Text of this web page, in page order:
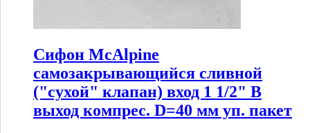
Сифон McAlpine
самозакрывающийся сливной
("сухой" клапан) вход 1 1/2" В
выход компрес. D=40 мм уп. пакет